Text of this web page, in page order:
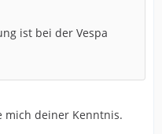
ist bei der Vespa
mich deiner Kenntnis.